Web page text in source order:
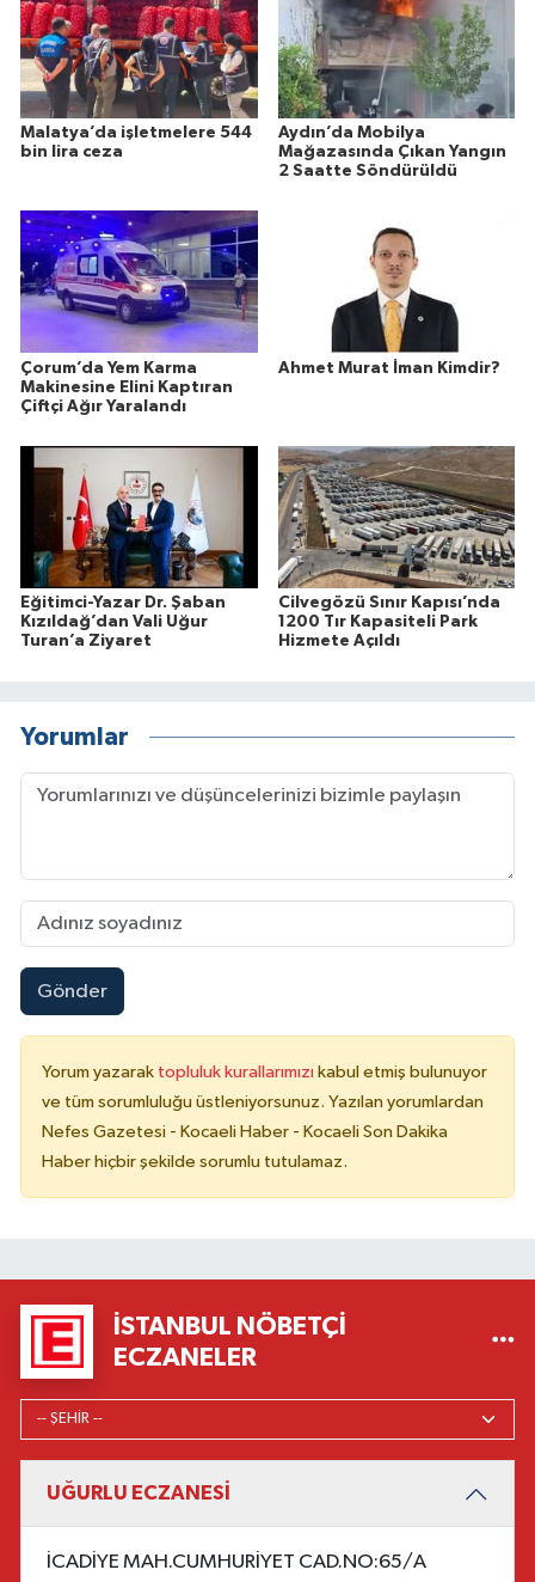
Malatya’da işletmelere 544
bin lira ceza
Aydın’da Mobilya
Mağazasında Çıkan Yangın
2 Saatte Söndürüldü
Çorum’da Yem Karma
Makinesine Elini Kaptıran
Çiftçi Ağır Yaralandı
Ahmet Murat İman Kimdir?
Eğitimci-Yazar Dr. Şaban
Kızıldağ’dan Vali Uğur
Turan’a Ziyaret
Cilvegözü Sınır Kapısı’nda
1200 Tır Kapasiteli Park
Hizmete Açıldı
Yorumlar
Gönder
Yorum yazarak topluluk kurallarımızı kabul etmiş bulunuyor
ve tüm sorumluluğu üstleniyorsunuz. Yazılan yorumlardan
Nefes Gazetesi - Kocaeli Haber - Kocaeli Son Dakika
Haber hiçbir şekilde sorumlu tutulamaz.
İSTANBUL NÖBETÇI
ECZANELER
UĞURLU ECZANESİ
İCADİYE MAH.CUMHURİYET CAD.NO:65/A